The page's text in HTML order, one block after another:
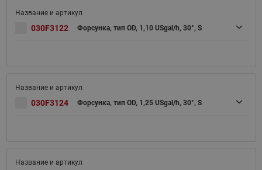
030F3122 Форсунка, тип OD, 1,10 USgal/h, 30°, S
030F3124 Форсунка, тип OD, 1,25 USgal/h, 30°, S